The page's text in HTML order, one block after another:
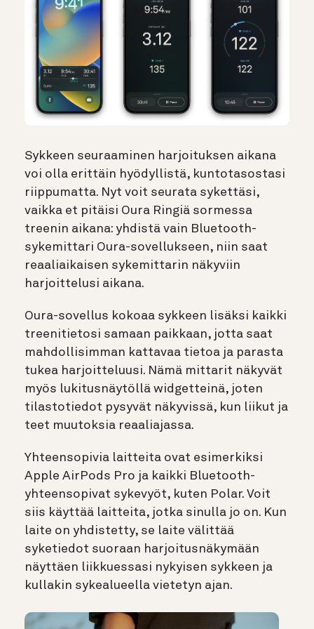
Sykkeen seuraaminen harjoituksen aikana
voi olla erittäin hyödyllistä, kuntotasostasi
riippumatta. Nyt voit seurata sykettäsi,
vaikka et pitäisi Oura Ringiä sormessa
treenin aikana: yhdistä vain Bluetooth-
sykemittari Oura-sovellukseen, niin saat
reaaliaikaisen sykemittarin näkyviin
harjoittelusi aikana.
Oura-sovellus kokoaa sykkeen lisäksi kaikki
treenitietosi samaan paikkaan, jotta saat
mahdollisimman kattavaa tietoa ja parasta
tukea harjoitteluusi. Nämä mittarit näkyvät
myös lukitusnäytöllä widgetteinä, joten
tilastotiedot pysyvät näkyvissä, kun liikut ja
teet muutoksia reaaliajassa.
Yhteensopivia laitteita ovat esimerkiksi
Apple AirPods Pro ja kaikki Bluetooth-
yhteensopivat sykevyöt, kuten Polar. Voit
siis käyttää laitteita, jotka sinulla jo on. Kun
laite on yhdistetty, se laite välittää
syketiedot suoraan harjoitusnäkymään
näyttäen liikkuessasi nykyisen sykkeen ja
kullakin sykealueella vietetyn ajan.